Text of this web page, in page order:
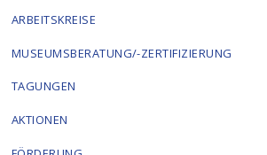
ARBEITSKREISE
MUSEUMSBERATUNG/-ZERTIFIZIERUNG
TAGUNGEN
AKTIONEN